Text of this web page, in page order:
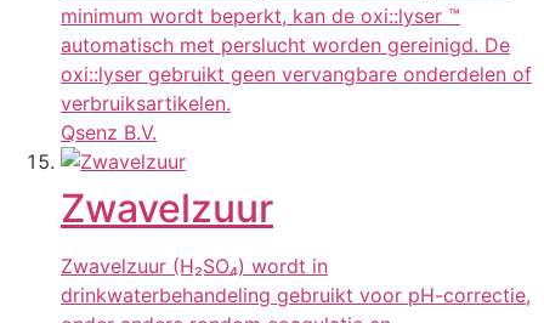
minimum wordt beperkt, kan de oxi::lyser ™
automatisch met perslucht worden gereinigd. De
oxi::lyser gebruikt geen vervangbare onderdelen of
verbruiksartikelen.
Qsenz B.V.
Zwavelzuur
Zwavelzuur (H₂SO₄) wordt in
drinkwaterbehandeling gebruikt voor pH-correctie,